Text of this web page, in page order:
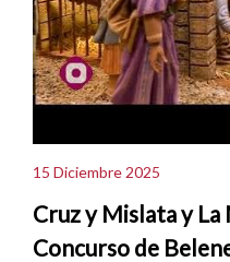
15 Diciembre 2025
Cruz y Mislata y
Concurso de